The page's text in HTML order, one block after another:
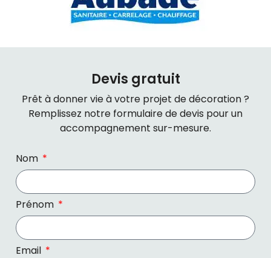
Devis gratuit
Prêt à donner vie à votre projet de décoration ?
Remplissez notre formulaire de devis pour un
accompagnement sur-mesure.
Nom
Prénom
Email